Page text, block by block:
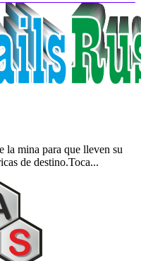
la mina para que lleven su
de destino.Toca...